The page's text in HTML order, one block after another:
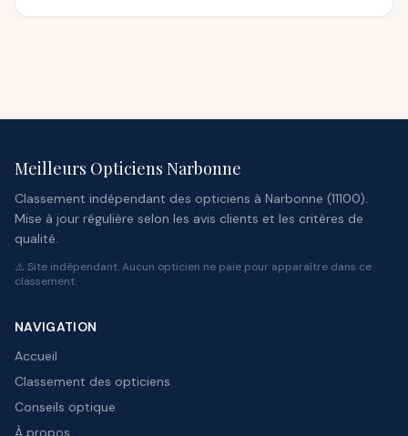
Meilleurs Opticiens Narbonne
Classement indépendant des opticiens à Narbonne (11100).
Mise à jour régulière selon les avis clients et les critères de
qualité.
⚠️ Site indépendant. Aucun opticien ne paie pour apparaître dans ce
classement.
NAVIGATION
Accueil
Classement des opticiens
Conseils optique
À propos